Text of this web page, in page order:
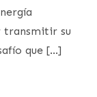
transmitir su
que […]